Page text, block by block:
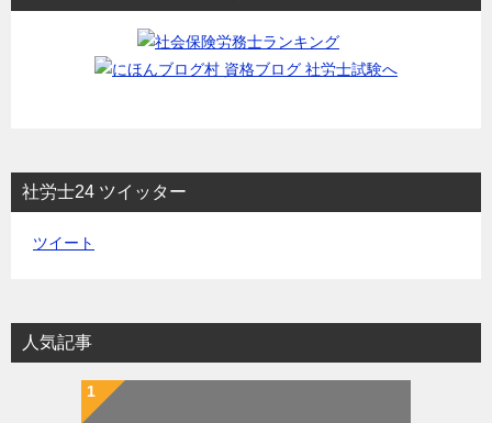
ン
社労士24 ツイッター
ツイート
人気記事